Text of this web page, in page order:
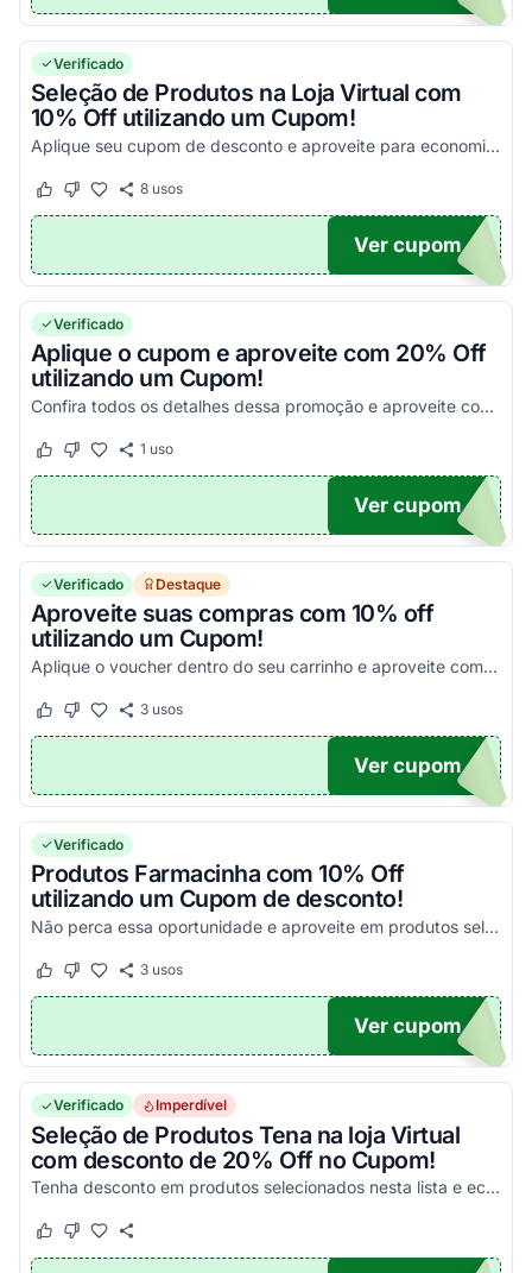
Verificado
Seleção de Produtos na Loja Virtual com
10% Off utilizando um Cupom!
Aplique seu cupom de desconto e aproveite para economizar nas suas compras agora mesmo!
Este cupom funcionou
Este cupom não funcionou
8usos
O10
Ver cupom
Verificado
Aplique o cupom e aproveite com 20% Off
utilizando um Cupom!
Confira todos os detalhes dessa promoção e aproveite com as melhores vantagens possíveis!
Este cupom funcionou
Este cupom não funcionou
1 uso
NA20
Ver cupom
Verificado Destaque
Aproveite suas compras com 10% off
utilizando um Cupom!
Aplique o voucher dentro do seu carrinho e aproveite com os melhores descontos!
Este cupom funcionou
Este cupom não funcionou
3usos
10
Ver cupom
Verificado
Produtos Farmacinha com 10% Off
utilizando um Cupom de desconto!
Não perca essa oportunidade e aproveite em produtos selecionados!
Este cupom funcionou
Este cupom não funcionou
3usos
10
Ver cupom
Verificado Imperdível
Seleção de Produtos Tena na loja Virtual
com desconto de 20% Off no Cupom!
Tenha desconto em produtos selecionados nesta lista e economize agora mesmo!
Este cupom funcionou
Este cupom não funcionou